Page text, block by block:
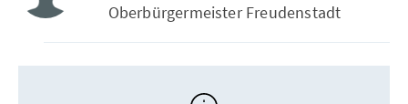
Oberbürgermeister Freudenstadt